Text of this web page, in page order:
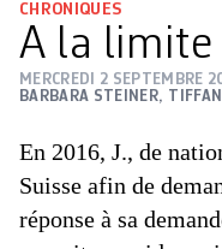
CHRONIQUES
A la
MERCREDI 2 SEPTEMBRE
BARBARA STEINER,
En 2016, J., de
Suisse afin de
réponse à sa